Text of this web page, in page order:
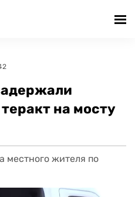
на мосту
жителя по